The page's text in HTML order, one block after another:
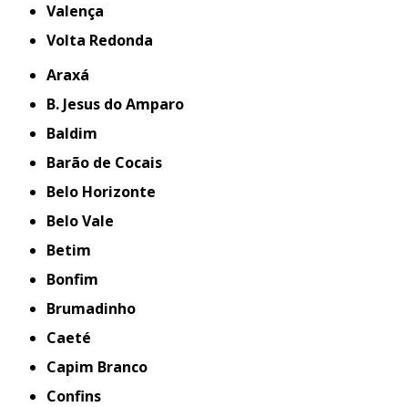
Valença
Volta Redonda
Araxá
B. Jesus do Amparo
Baldim
Barão de Cocais
Belo Horizonte
Belo Vale
Betim
Bonfim
Brumadinho
Caeté
Capim Branco
Confins